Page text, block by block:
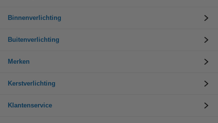
Binnenverlichting
Buitenverlichting
Merken
Kerstverlichting
Klantenservice